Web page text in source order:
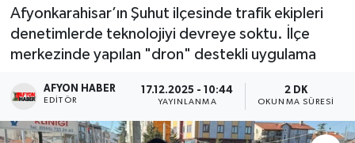
Afyonkarahisar’ın Şuhut ilçesinde trafik ekipleri
denetimlerde teknolojiyi devreye soktu. İlçe
merkezinde yapılan "dron" destekli uygulama
AFYON HABER
EDITÖR
17.12.2025 - 10:44
YAYINLANMA
2 DK
OKUNMA SÜRESI
Sivil Toplum